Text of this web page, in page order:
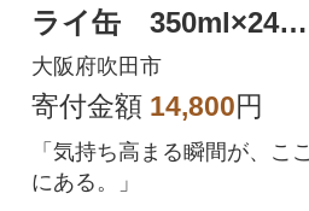
ライ缶 350ml×24
本 (有)きしまえ
大阪府吹田市
寄付金額 14,800円
「気持ち高まる瞬間が、ここ
にある。」